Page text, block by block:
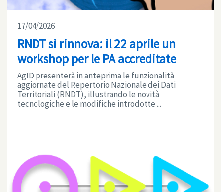
17/04/2026
RNDT si rinnova: il 22 aprile un
workshop per le PA accreditate
AgID presenterà in anteprima le funzionalità
aggiornate del Repertorio Nazionale dei Dati
Territoriali (RNDT), illustrando le novità
tecnologiche e le modifiche introdotte ...